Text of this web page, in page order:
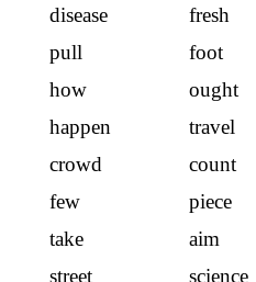
disease
fresh
pull
foot
how
ought
happen
travel
crowd
count
few
piece
take
aim
street
science